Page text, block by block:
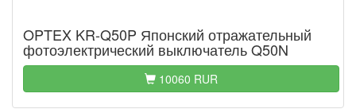
OPTEX KR-Q50P Японский отражательный
фотоэлектрический выключатель Q50N
10060 RUR